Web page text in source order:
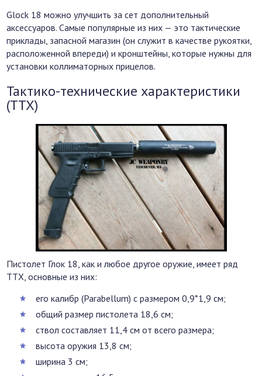
Glock 18 можно улучшить за сет дополнительный
аксессуаров. Самые популярные из них — это тактические
приклады, запасной магазин (он служит в качестве рукоятки,
расположенной впереди) и кронштейны, которые нужны для
установки коллиматорных прицелов.
Тактико-технические характеристики
(ТТХ)
Пистолет Глок 18, как и любое другое оружие, имеет ряд
ТТХ, основные из них:
его калибр (Parabellum) с размером 0,9*1,9 см;
общий размер пистолета 18,6 см;
ствол составляет 11,4 см от всего размера;
высота оружия 13,8 см;
ширина 3 см;